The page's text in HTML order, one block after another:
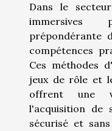
Dans le
immersives
prépondérante
compétences
Ces méthodes
jeux de rôle et
offrent une
l'acquisition de
sécurisé et